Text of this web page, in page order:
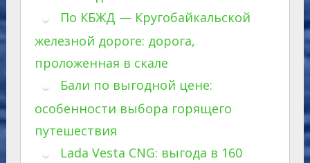
По КБЖД — Кругобайкальской
железной дороге: дорога,
проложенная в скале
Бали по выгодной цене:
особенности выбора горящего
путешествия
Lada Vesta CNG: выгода в 160